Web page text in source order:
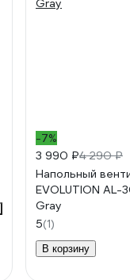
-7%
3 990 ₽4 290 ₽
Напольный
EVOLUTION AL-
Gray
5(1)
В корзину